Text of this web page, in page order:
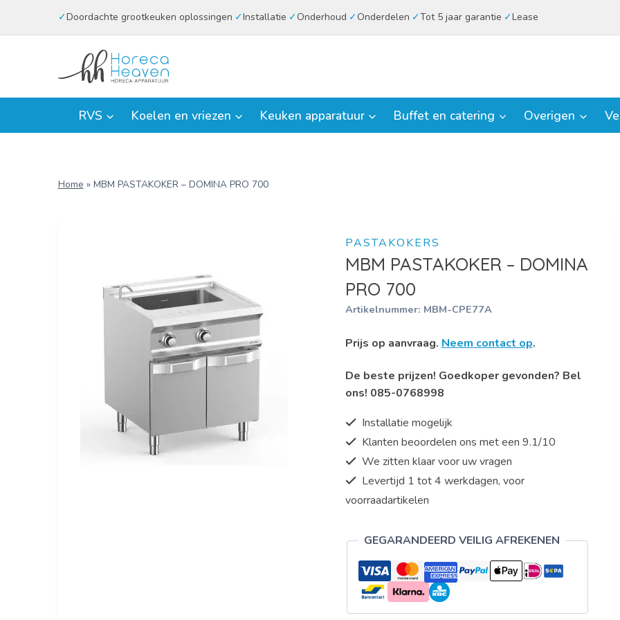
Doordachte grootkeuken oplossingen Installatie Onderhoud Onderdelen Tot 5 jaar garantie Lease
RVS Koelen en vriezen Keuken apparatuur Buffet en catering Overigen
Home » MBM PASTAKOKER – DOMINA PRO 700
PASTAKOKERS
MBM PASTAKOKER – DOMINA
PRO 700
Artikelnummer: MBM-CPE77A
Prijs op aanvraag. Neem contact op.
De beste prijzen! Goedkoper gevonden? Bel
ons! 085-0768998
Installatie mogelijk
Klanten beoordelen ons met een 9.1/10
We zitten klaar voor uw vragen
Levertijd 1 tot 4 werkdagen, voor
voorraadartikelen
GEGARANDEERD VEILIG AFREKENEN